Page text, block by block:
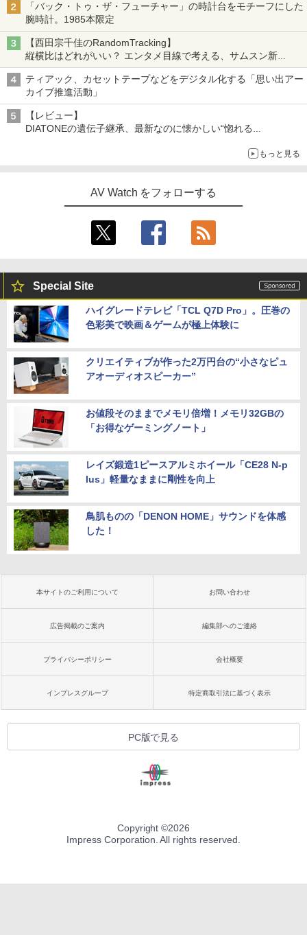
「バック・トゥ・ザ・フューチャー」の時計台をモチーフにした
腕時計。1985本限定
【西田宗千佳のRandomTracking】
縦横比はどれがいい？ エンタメ目線で考える、サムスン新
「Galaxy Z Fold」
ティアック、カセットテープなどをデジタル化する「思い出アー
カイブ推進活動」
【レビュー】
DIATONEの遺伝子継承、最新なのに懐かしい“惚れる
もっと見る
AV Watch をフォローする
Special Site
ハイグレードテレビ「TCL Q7D Pro」。圧巻の
色彩美で映画＆ゲームが極上体験に
クリエイティブが作った2万円台の“小さなピュ
アオーディオスピーカー”
お値段そのままでメモリ倍増！メモリ32GBの
「お得なゲーミングノート」
レイズ鍛造1ピースアルミホイール「CE28 N-p
lus」軽量なままに剛性を向上
鳥肌ものの「DENON HOME」サウンドを体感
した！
本サイトのご利用について お問い合わせ
広告掲載のご案内 編集部へのご連絡
プライバシーポリシー 会社概要
インプレスグループ 特定商取引法に基づく表示
PC版で見る
Copyright ©2026
Impress Corporation. All rights reserved.